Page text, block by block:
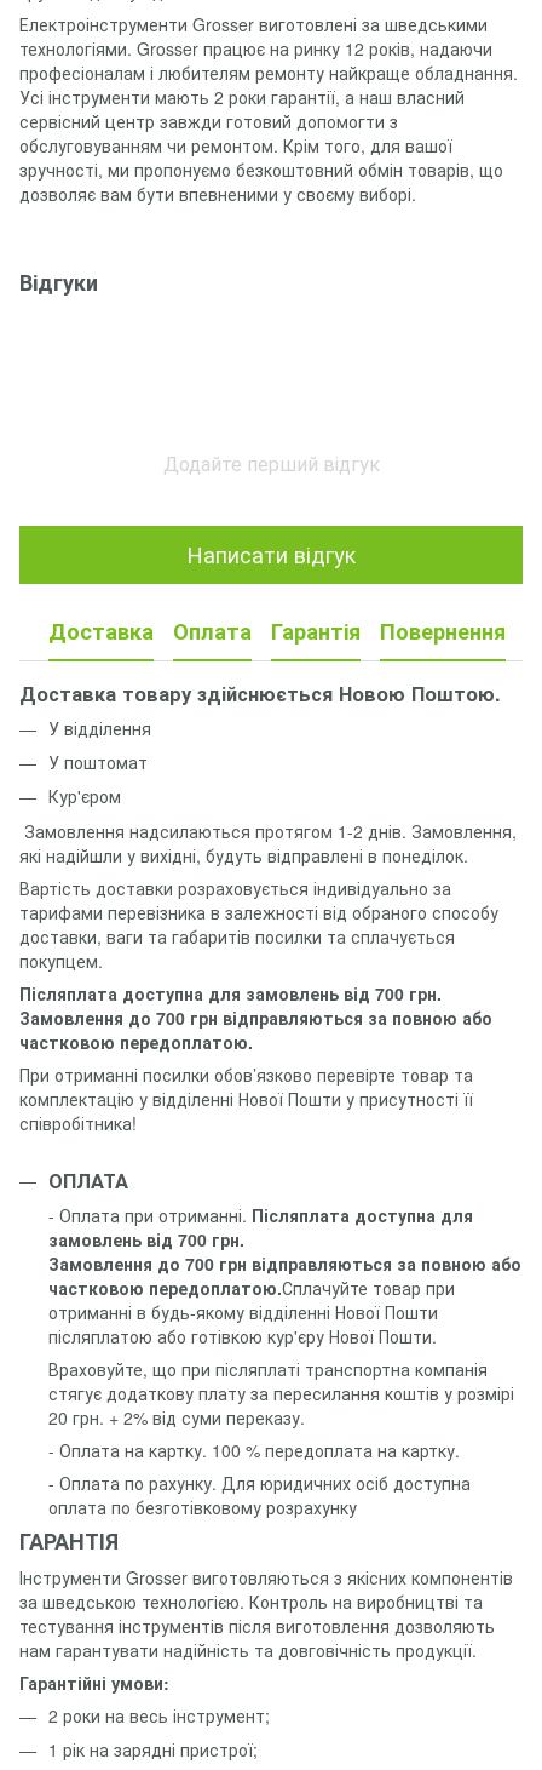
Електроінструменти Grosser виготовлені за шведськими
технологіями. Grosser працює на ринку 12 років, надаючи
професіоналам і любителям ремонту найкраще обладнання.
Усі інструменти мають 2 роки гарантії, а наш власний
сервісний центр завжди готовий допомогти з
обслуговуванням чи ремонтом. Крім того, для вашої
зручності, ми пропонуємо безкоштовний обмін товарів, що
дозволяє вам бути впевненими у своєму виборі.
Відгуки
Додайте перший відгук
Написати відгук
Доставка Оплата Гарантія Повернення
Доставка товару здійснюється Новою Поштою.
У відділення
У поштомат
Кур'єром
Замовлення надсилаються протягом 1-2 днів. Замовлення,
які надійшли у вихідні, будуть відправлені в понеділок.
Вартість доставки розраховується індивідуально за
тарифами перевізника в залежності від обраного способу
доставки, ваги та габаритів посилки та сплачується
покупцем.
Післяплата доступна для замовлень від 700 грн.
Замовлення до 700 грн відправляються за повною або
частковою передоплатою.
При отриманні посилки обов’язково перевірте товар та
комплектацію у відділенні Нової Пошти у присутності її
співробітника!
ОПЛАТА
- Оплата при отриманні. Післяплата доступна для
замовлень від 700 грн.
Замовлення до 700 грн відправляються за повною або
частковою передоплатою.Сплачуйте товар при
отриманні в будь-якому відділенні Нової Пошти
післяплатою або готівкою кур'єру Нової Пошти.
Враховуйте, що при післяплаті транспортна компанія
стягує додаткову плату за пересилання коштів у розмірі
20 грн. + 2% від суми переказу.
- Оплата на картку. 100 % передоплата на картку.
- Оплата по рахунку. Для юридичних осіб доступна
оплата по безготівковому розрахунку
ГАРАНТІЯ
Інструменти Grosser виготовляються з якісних компонентів
за шведською технологією. Контроль на виробництві та
тестування інструментів після виготовлення дозволяють
нам гарантувати надійність та довговічність продукції.
Гарантійні умови:
2 роки на весь інструмент;
1 рік на зарядні пристрої;